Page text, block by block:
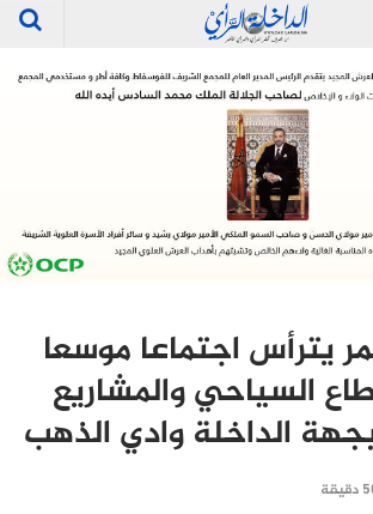
يترأس اجتماعا موسعا
السياحي والمشاريع
الداخلة وادي الذهب